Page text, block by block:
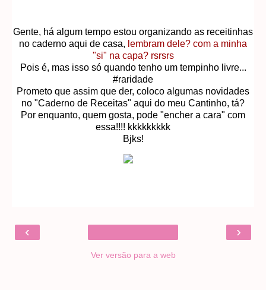
Gente, há algum tempo estou organizando as receitinhas
no caderno aqui de casa, lembram dele? com a minha
"si" na capa? rsrsrs
Pois é, mas isso só quando tenho um tempinho livre...
#raridade
Prometo que assim que der, coloco algumas novidades
no "Caderno de Receitas" aqui do meu Cantinho, tá?
Por enquanto, quem gosta, pode "encher a cara" com
essa!!!! kkkkkkkkk
Bjks!
‹ ›
Ver versão para a web